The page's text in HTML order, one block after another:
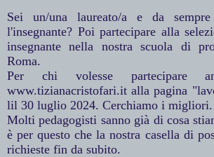
Sei un/una laureato/a e da
l'insegnante? Poi partecipare alla
insegnante nella nostra scuola di
Roma.
Per chi volesse partecipare
www.tizianacristofari.it alla pagina
lil 30 luglio 2024. Cerchiamo i migliori.
Molti pedagogisti sanno già di cosa
è per questo che la nostra casella di
richieste fin da subito.